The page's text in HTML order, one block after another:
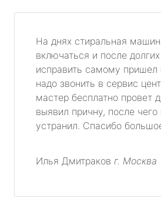
На днях стиральная
включаться и после
исправить самому пришел
надо звонить в сервис
мастер бесплатно провет
выявил причну, после
устранил. Спасибо
Илья Дмитраков г. Москва